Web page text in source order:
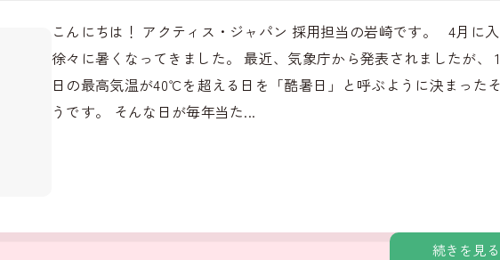
こんにちは！ アクティス・ジャパン 採用担当の岩崎です。 4月に入
徐々に暑くなってきました。 最近、気象庁から発表されましたが、 1
日の最高気温が40℃を超える日を「酷暑日」と呼ぶように決まったそ
うです。 そんな日が毎年当た...
続きを見る